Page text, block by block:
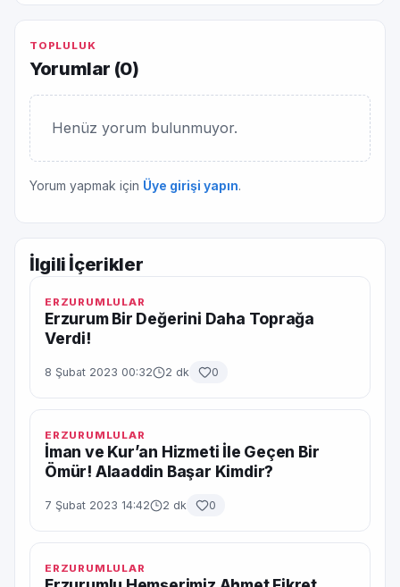
TOPLULUK
Yorumlar (0)
Henüz yorum bulunmuyor.
Yorum yapmak için Üye girişi yapın.
İlgili İçerikler
ERZURUMLULAR
Erzurum Bir Değerini Daha Toprağa
Verdi!
8 Şubat 2023 00:32 2 dk 0
ERZURUMLULAR
İman ve Kur’an Hizmeti İle Geçen Bir
Ömür! Alaaddin Başar Kimdir?
7 Şubat 2023 14:42 2 dk 0
ERZURUMLULAR